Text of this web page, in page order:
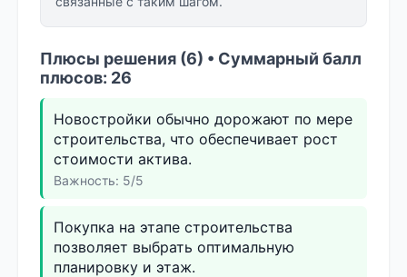
Плюсы решения (6) • Суммарный балл
плюсов: 26
Новостройки обычно дорожают по мере
строительства, что обеспечивает рост
стоимости актива.
Важность: 5/5
Покупка на этапе строительства
позволяет выбрать оптимальную
планировку и этаж.